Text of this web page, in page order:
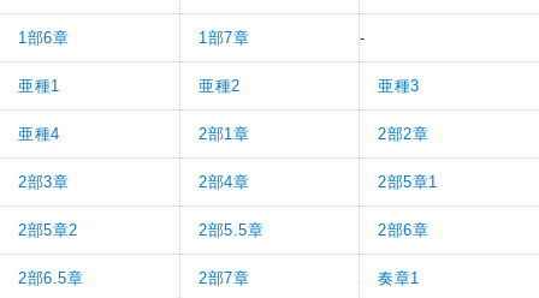
1部6章 1部7章 -
亜種1 亜種2 亜種3
亜種4 2部1章 2部2章
2部3章 2部4章 2部5章1
2部5章2 2部5.5章 2部6章
2部6.5章 2部7章 奏章1